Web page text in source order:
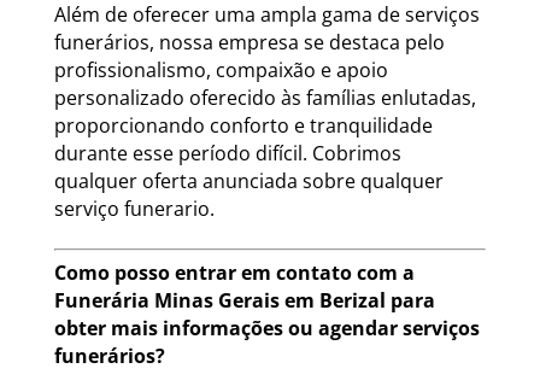
Além de oferecer uma ampla gama de serviços
funerários, nossa empresa se destaca pelo
profissionalismo, compaixão e apoio
personalizado oferecido às famílias enlutadas,
proporcionando conforto e tranquilidade
durante esse período difícil. Cobrimos
qualquer oferta anunciada sobre qualquer
serviço funerario.
Como posso entrar em contato com a
Funerária Minas Gerais em Berizal para
obter mais informações ou agendar serviços
funerários?